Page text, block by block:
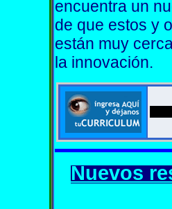
encuentra un
de que estos y
están muy
la innovación.
Nuevos